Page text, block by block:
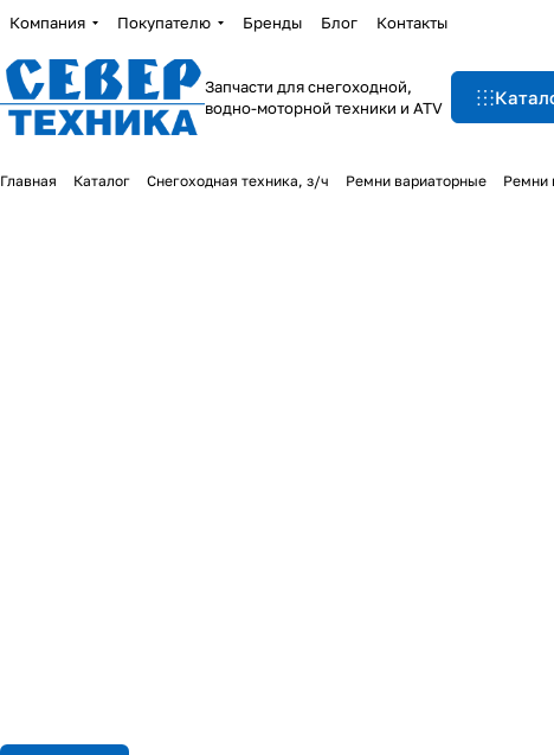
Компания Покупателю Бренды Блог Контакты
Запчасти для снегоходной,
водно-моторной техники и ATV
Главная Каталог Снегоходная техника, з/ч Ремни вариаторные Ремни